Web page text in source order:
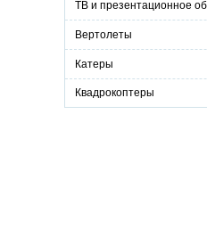
ТВ и презентационное
Вертолеты
Катеры
Квадрокоптеры